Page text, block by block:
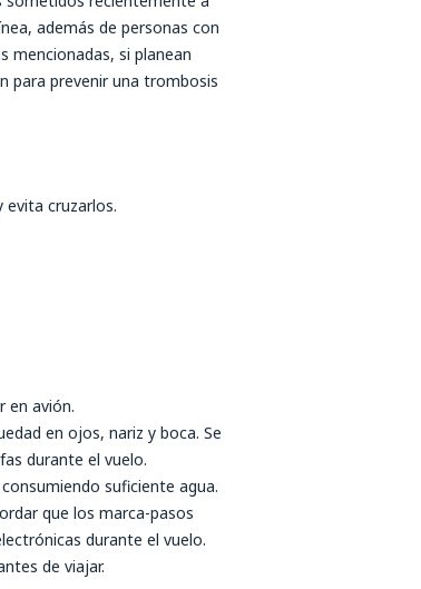
además de personas con
mencionadas, si planean
para prevenir una trombosis
evita cruzarlos.
en avión.
en ojos, nariz y boca. Se
durante el vuelo.
suficiente agua.
que los marca-pasos
durante el vuelo.
de viajar.